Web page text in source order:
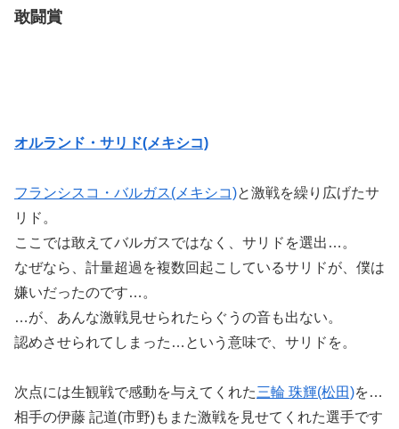
敢闘賞
オルランド・サリド(メキシコ)
フランシスコ・バルガス(メキシコ)と激戦を繰り広げたサ
リド。
ここでは敢えてバルガスではなく、サリドを選出…。
なぜなら、計量超過を複数回起こしているサリドが、僕は
嫌いだったのです…。
…が、あんな激戦見せられたらぐうの音も出ない。
認めさせられてしまった…という意味で、サリドを。
次点には生観戦で感動を与えてくれた三輪 珠輝(松田)を…
相手の伊藤 記道(市野)もまた激戦を見せてくれた選手です